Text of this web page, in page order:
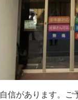
自信があります。ご